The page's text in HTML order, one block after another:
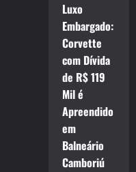
Luxo
Embargado:
Corvette
com Dívida
de R$ 119
Mil é
Apreendido
em
Balneário
Camboriú